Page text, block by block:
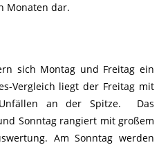
Monaten dar.
sich Montag und Freitag ein
Vergleich liegt der Freitag mit
an der Spitze. Das
Sonntag rangiert mit großem
Am Sonntag werden